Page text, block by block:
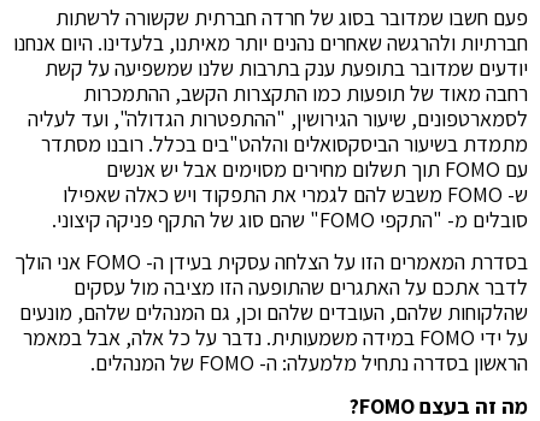
פעם חשבו שמדובר בסוג של חרדה חברתית שקשורה לרשתות
חברתיות ולהרגשה שאחרים נהנים יותר מאיתנו, בלעדינו. היום אנחנו
יודעים שמדובר בתופעת ענק בתרבות שלנו שמשפיעה על קשת
רחבה מאוד של תופעות כמו התקצרות הקשב, ההתמכרות
לסמארטפונים, שיעור הגירושין, "ההתפטרות הגדולה", ועד לעליה
מתמדת בשיעור הביסקסואלים והלהט"בים בכלל. רובנו מסתדר
עם FOMO תוך תשלום מחירים מסוימים אבל יש אנשים
ש- FOMO משבש להם לגמרי את התפקוד ויש כאלה שאפילו
סובלים מ- "התקפי FOMO" שהם סוג של התקף פניקה קיצוני.
בסדרת המאמרים הזו על הצלחה עסקית בעידן ה- FOMO אני הולך
לדבר אתכם על האתגרים שהתופעה הזו מציבה מול עסקים
שהלקוחות שלהם, העובדים שלהם וכן, גם המנהלים שלהם, מונעים
על ידי FOMO במידה משמעותית. נדבר על כל אלה, אבל במאמר
הראשון בסדרה נתחיל מלמעלה: ה- FOMO של המנהלים.
מה זה בעצםFOMO
?